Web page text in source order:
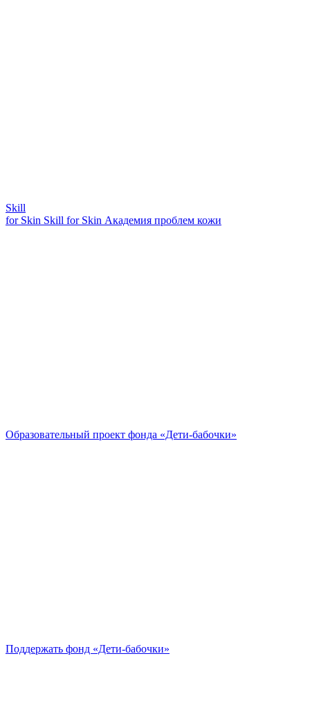
Skill
for Skin Skill for Skin Академия проблем кожи
Образовательный проект фонда «Дети-бабочки»
Поддержать фонд «Дети-бабочки»